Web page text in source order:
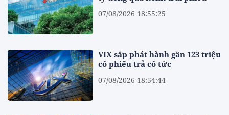
07/08/2026 18:55:25
VIX sắp phát hành gần 123 triệu
cổ phiếu trả cổ tức
07/08/2026 18:54:44